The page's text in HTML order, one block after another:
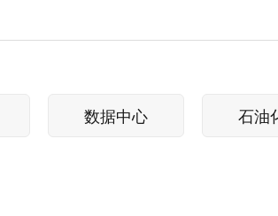
数据中心 石油